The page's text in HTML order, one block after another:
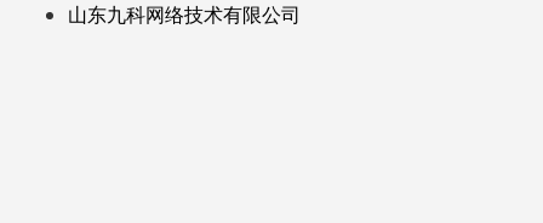
山东九科网络技术有限公司